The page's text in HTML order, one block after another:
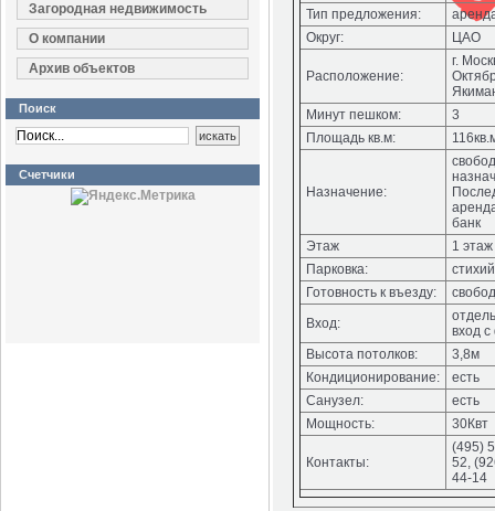
Загородная недвижимость
О компании
Архив объектов
Поиск
Счетчики
Тип предложения:
Округ:
ЦАО
Расположение:
г.
Минут пешком:
3
Площадь кв.м:
Назначение:
банк
Этаж
1 этаж
Парковка:
Готовность к въезду:
Вход:
вход
Высота потолков:
3,8м
Кондиционирование:
есть
Санузел:
есть
Мощность:
30Квт
Контакты:
(495)
52,
44-14